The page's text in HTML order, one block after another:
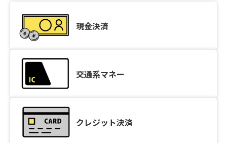
現金決済
交通系マネー
クレジット決済